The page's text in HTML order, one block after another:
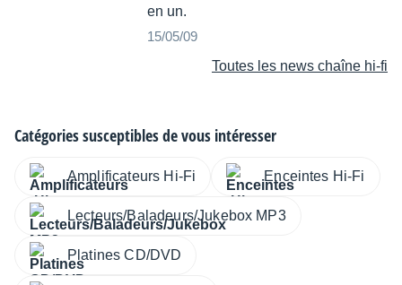
en un.
15/05/09
Toutes les news chaîne hi-fi
Catégories susceptibles de vous intéresser
Amplificateurs Hi-Fi Enceintes Hi-Fi
Lecteurs/Baladeurs/Jukebox MP3
Platines CD/DVD